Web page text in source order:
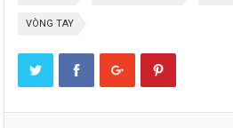
VÒNG TAY